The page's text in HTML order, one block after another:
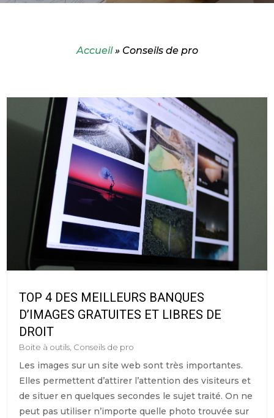
Accueil» Conseils de pro
TOP 4 DES MEILLEURS BANQUES
D’IMAGES GRATUITES ET LIBRES DE
DROIT
Boite à outils Conseils de pro
Les images sur un site web sont très importantes.
Elles permettent d’attirer l’attention des visiteurs et
de situer en quelques secondes le sujet traité. On ne
peut pas utiliser n’importe quelle photo trouvée sur